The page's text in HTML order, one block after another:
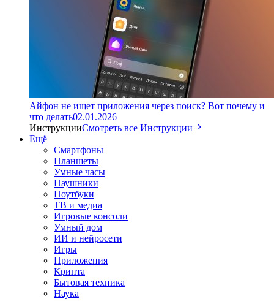
Айфон не ищет приложения через поиск? Вот почему и
что делать02.01.2026
ИнструкцииСмотреть все Инструкции
Ещё
Смартфоны
Планшеты
Умные часы
Наушники
Ноутбуки
ТВ и медиа
Игровые консоли
Умный дом
ИИ и нейросети
Игры
Приложения
Крипта
Бытовая техника
Наука